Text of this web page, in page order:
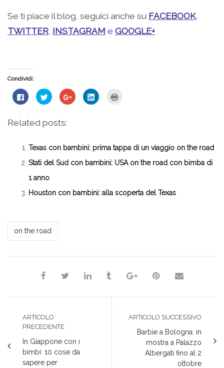
Se ti piace il blog, seguici anche su FACEBOOK,
TWITTER INSTAGRAM e GOOGLE+
Condividi:
Fai
clic
su
Facebook
in
una
finestra)
Fai
clic
condividere
su
in
nuova
finestra)
Fai
clic
apre
in
nuova
finestra)
Fai
clic
apre
in
nuova
finestra)
nuova
Related posts:
Texas con bambini: prima tappa di un viaggio on the road
Stati del Sud con bambini: USA on the road con bimba di
1 anno
Houston con bambini: alla scoperta del Texas
*Redazione*
on the road
ARTICOLO
PRECEDENTE
In Giappone con i
bimbi: 10 cose da
sapere per
ARTICOLO SUCCESSIVO
Barbie a Bologna: in
mostra a Palazzo
Albergati fino al 2
ottobre